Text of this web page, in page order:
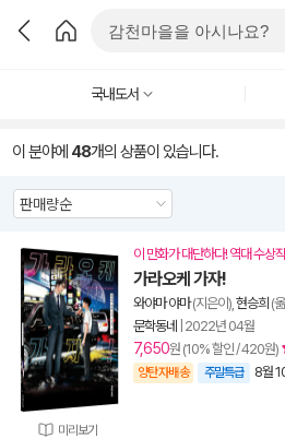
국내도서
이 분야에 48개의 상품이 있습니다.
미리보기
이 만화가 대단하다! 역대 수상
가라오케 가자!
와야마 야마(지은이), 현승희 (
문학동네
2022년 04월
7,650원 (10% 할인 / 420원)
양탄자배송 주말특급 8월